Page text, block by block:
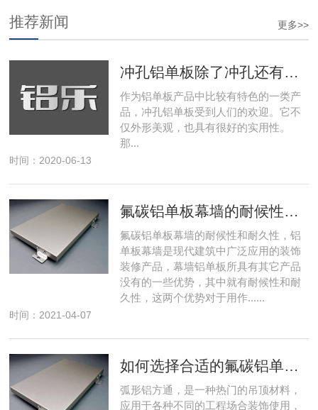
更多>>
推荐新闻
冲孔铝单板除了冲孔还有哪些优点？
作为铝单板产品中比较有特色的一类产
品，冲孔铝单板受到人们的欢迎。它不
仅外形美观，也具有很好的实用性。
那...
时间：2020-06-13
氟碳铝单板幕墙的耐候性和耐久性，铝
单板幕墙是现代建筑中广泛应用的装饰
装修产品，幕墙铝单板所具有其它产品
没有的一些优势，其中就有耐候性和耐
久性，这两个优势对于用作......
时间：2021-04-07
如何选择合适的氟碳铝单板厂家
弧形铝方通，是一种热门的吊顶材料，
应用于各种不同的工程场合装饰使用，